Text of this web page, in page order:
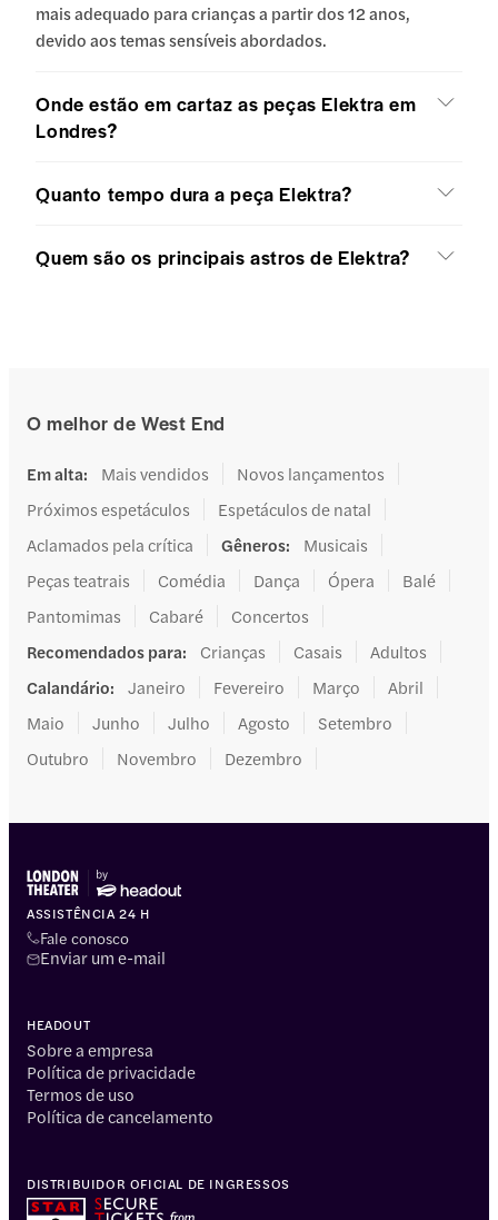
mais adequado para crianças a partir dos 12 anos,
devido aos temas sensíveis abordados.
Onde estão em cartaz as peças Elektra em
Londres?
Quanto tempo dura a peça Elektra?
Quem são os principais astros de Elektra?
O melhor de West End
Em alta: Mais vendidos
Novos lançamentos
Próximos espetáculos
Espetáculos de natal
Aclamados pela crítica
Gêneros:
Musicais
Peças teatrais
Comédia Dança Ópera
Balé
Pantomimas
Cabaré
Concertos
Recomendados para: Crianças Casais
Adultos
Calandário: Janeiro Fevereiro Março
Abril
Maio
Junho Julho Agosto
Setembro
Outubro
Novembro Dezembro
ASSISTÊNCIA 24 H
Fale conosco
Enviar um e-mail
HEADOUT
Sobre a empresa
Política de privacidade
Termos de uso
Política de cancelamento
DISTRIBUIDOR OFICIAL DE INGRESSOS